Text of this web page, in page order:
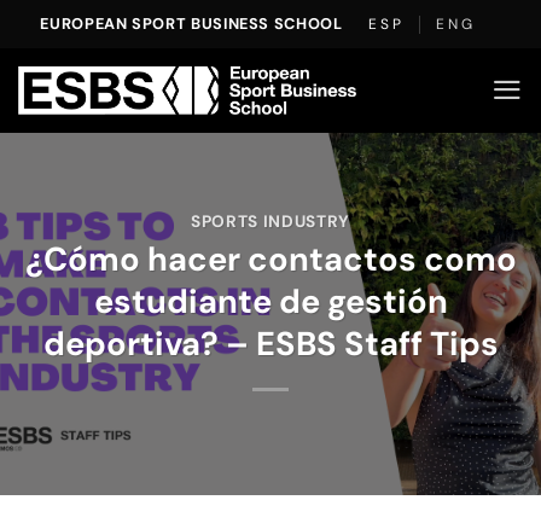
Saltar
contenido
EUROPEAN SPORT BUSINESS SCHOOL ESP ENG
SPORTS INDUSTRY
¿Cómo hacer contactos como
estudiante de gestión
deportiva? – ESBS Staff Tips